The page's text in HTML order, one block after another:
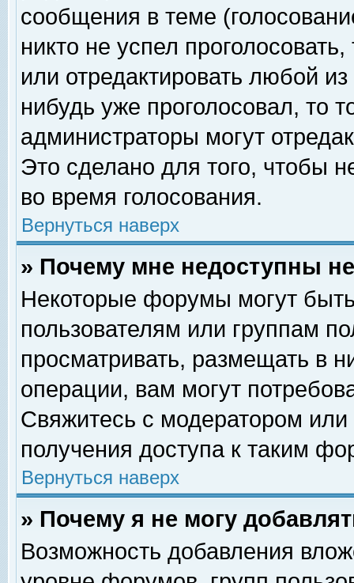
сообщения в теме
никто не успел
или отредактировать любой
нибудь уже проголосовал, то
администраторы могут
Это сделано для того, чтобы
во время голосования.
Вернуться наверх
» Почему мне недоступны
Некоторые форумы могут
пользователям или группам
просматривать, размещать в
операции, вам могут
Свяжитесь с модератором
получения доступа к таким
Вернуться наверх
» Почему я не могу
Возможность добавления